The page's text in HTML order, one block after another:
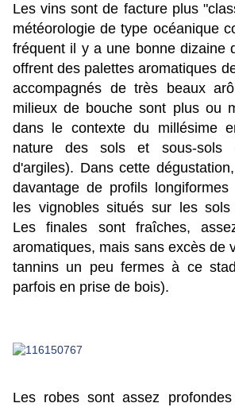
Les vins sont de facture plus
météorologie de type océanique
fréquent il y a une bonne dizaine
offrent des palettes aromatiques
accompagnés de très beaux
milieux de bouche sont plus ou
dans le contexte du millésime
nature des sols et sous-sols
d'argiles). Dans cette
davantage de profils longiformes
les vignobles situés sur les sols
Les finales sont fraîches,
aromatiques, mais sans excès de
tannins un peu fermes à ce
parfois en prise de bois).
Les robes sont assez